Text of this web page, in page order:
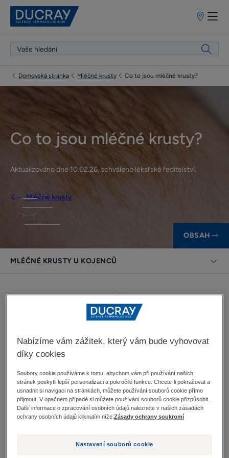
Prodejní
Domovská stránka Mléčné krusty Co to jsou mléčné krusty?
Co to jsou mléčné krusty?
Aktualizováno dne 10.02.26, schváleno lékařské ředitelství.
Mléčné krusty
OBSAH
MLÉČNÉ KRUSTY U KOJENCŮ
Mléčné krusty jsou u kojenců velmi častým
onemocněním. Naštěstí nejsou závažné a postupně
specifických pečujících přípravků.
Mléčné krusty u kojenců
Přestože se jedná o neškodné onemocnění, mléčné
nich dozvědět co nejvíce.
Nabízíme vám zážitek, který vám bude vyhovovat
díky cookies
Soubory cookie používáme k tomu, abychom vám při používání našich
stránek poskytli lepší personalizaci a pokročilé funkce. Chcete-li pokračovat a
usnadnit si navigaci na stránkách, můžete používání souborů cookie přímo
přijmout. V opačném případě si můžete používání souborů cookie přizpůsobit.
Další informace o zpracování osobních údajů naleznete v našich zásadách
ochrany osobních údajů kliknutím níže:Zásady ochrany soukromí
Nastavení souborů cookie